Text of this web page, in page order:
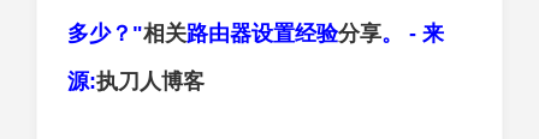
多少？"相关路由器设置经验分享。 - 来
源:执刀人博客